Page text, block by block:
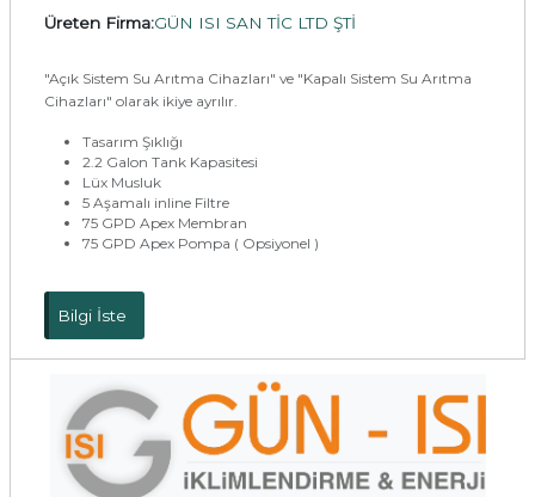
Üreten Firma:GÜN ISI SAN TİC LTD ŞTİ
"Açık Sistem Su Arıtma Cihazları" ve "Kapalı Sistem Su Arıtma
Cihazları" olarak ikiye ayrılır.
Tasarım Şıklığı
2.2 Galon Tank Kapasitesi
Lüx Musluk
5 Aşamalı inline Filtre
75 GPD Apex Membran
75 GPD Apex Pompa ( Opsiyonel )
Bilgi İste